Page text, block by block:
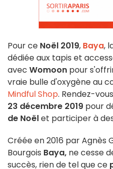
Pour ce Noël 2019, Baya,
dédiée aux tapis et
avec Womoon pour
vraie bulle d'oxygène au
Mindful Shop. Rendez-
23 décembre 2019 pour
de Noëlet participer à
Créée en 2016 par Agnès
Bourgois Baya, ne cesse
succès, rien de tel que ce